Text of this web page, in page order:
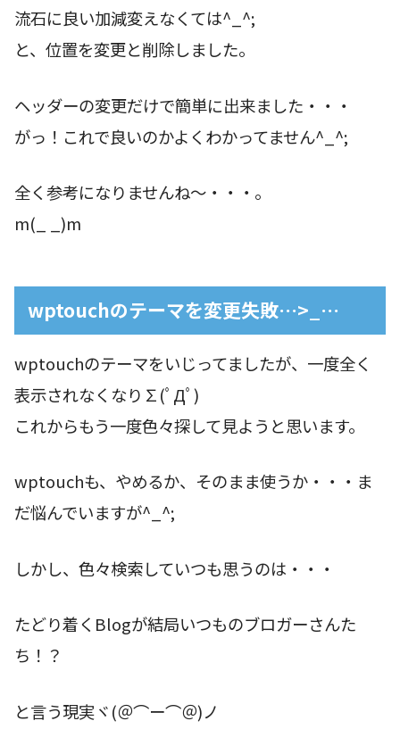
流石に良い加減変えなくては^_^;
と、位置を変更と削除しました。
ヘッダーの変更だけで簡単に出来ました・・・
がっ！これで良いのかよくわかってません^_^;
全く参考になりませんね〜・・・。
m(_ _)m
wptouchのテーマを変更失敗…>_…
wptouchのテーマをいじってましたが、一度全く
表示されなくなり∑(ﾟДﾟ)
これからもう一度色々探して見ようと思います。
wptouchも、やめるか、そのまま使うか・・・ま
だ悩んでいますが^_^;
しかし、色々検索していつも思うのは・・・
たどり着くBlogが結局いつものブロガーさんた
ち！？
と言う現実ヾ(＠⌒ー⌒＠)ノ